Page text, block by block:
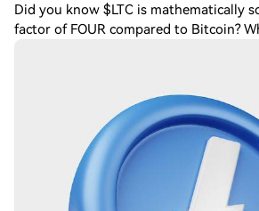
Did you know $LTC is mathematically
factor of FOUR compared to Bitcoin?